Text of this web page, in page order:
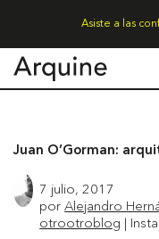
Asiste a las
Juan O’Gorman:
7 julio, 2017
porAlejandro
otrootroblog |